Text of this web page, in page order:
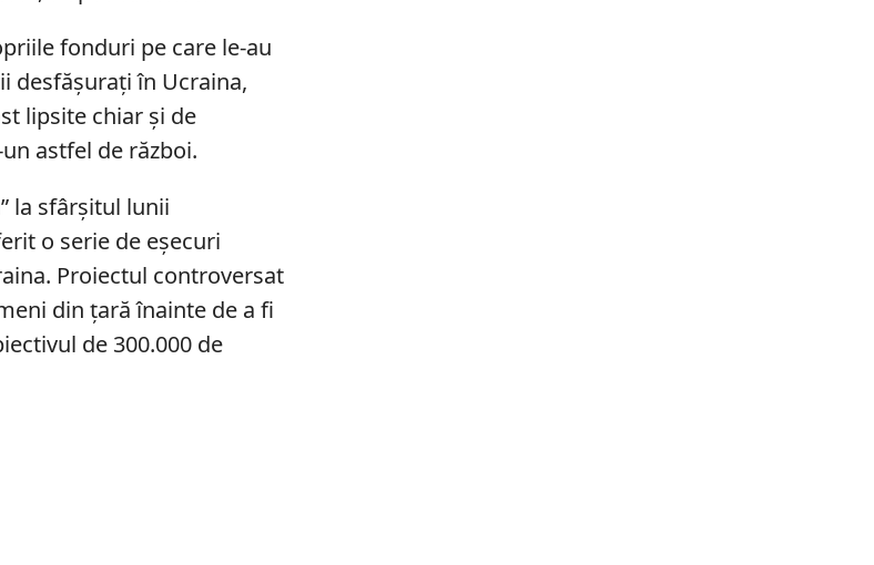
fonduri pe care le-au
desfășurați în Ucraina,
lipsite chiar și de
astfel de război.
la sfârșitul lunii
o serie de eșecuri
Proiectul controversat
din țară înainte de a fi
de 300.000 de